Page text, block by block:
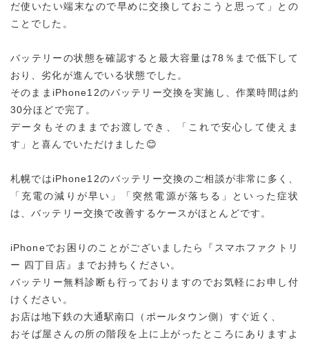
だ使いたい端末なので早めに交換しておこうと思って」との
ことでした。
バッテリーの状態を確認すると最大容量は78％まで低下して
おり、劣化が進んでいる状態でした。
そのままiPhone12のバッテリー交換を実施し、作業時間は約
30分ほどで完了。
データもそのままでお渡しでき、「これで安心して使えま
す」と喜んでいただけました😊
札幌ではiPhone12のバッテリー交換のご相談が非常に多く、
「充電の減りが早い」「突然電源が落ちる」といった症状
は、バッテリー交換で改善するケースがほとんどです。
iPhoneでお困りのことがございましたら『スマホファクトリ
ー 四丁目店』までお持ちください。
バッテリー無料診断も行っておりますのでお気軽にお申し付
けください。
お店は地下鉄の大通駅南口（ポールタウン側）すぐ近く、
おそば屋さんの所の階段を上に上がったところにありますよ